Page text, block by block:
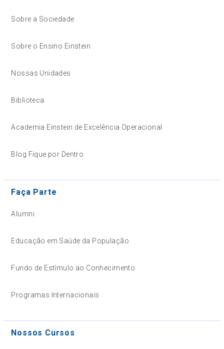
Sobre a Sociedade
Sobre o Ensino Einstein
Nossas Unidades
Biblioteca
Academia Einstein de Excelência Operacional
Blog Fique por Dentro
Faça Parte
Alumni
Educação em Saúde da População
Fundo de Estímulo ao Conhecimento
Programas Internacionais
Nossos Cursos